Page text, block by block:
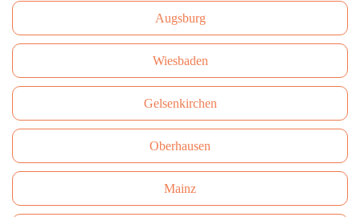
Augsburg
Wiesbaden
Gelsenkirchen
Oberhausen
Mainz